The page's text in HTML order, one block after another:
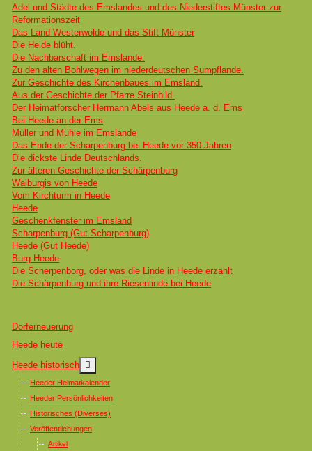
Adel und Städte des Emslandes und des Niederstiftes Münster zur
Reformationszeit
Das Land Westerwolde und das Stift Münster
Die Heide blüht.
Die Nachbarschaft im Emslande.
Zu den alten Bohlwegen im niederdeutschen Sumpflande.
Zur Geschichte des Kirchenbaues im Emsland.
Aus der Geschichte der Pfarre Steinbild.
Der Heimatforscher Hermann Abels aus Heede a. d. Ems
Bei Heede an der Ems
Müller und Mühle im Emslande
Das Ende der Scharpenburg bei Heede vor 350 Jahren
Die dickste Linde Deutschlands.
Zur älteren Geschichte der Schärpenburg
Walburgis von Heede
Vom Kirchturm in Heede
Heede
Geschenkfenster im Emsland
Scharpenburg (Gut Scharpenburg)
Heede (Gut Heede)
Burg Heede
Die Scherpenborg, oder was die Linde in Heede erzählt
Die Schärpenburg und ihre Riesenlinde bei Heede
Dorferneuerung
Heede heute
Heede historisch
Heeder Heimatkalender
Heeder Persönlichkeiten
Historisches (Diverses)
Veröffentlichungen
Artikel